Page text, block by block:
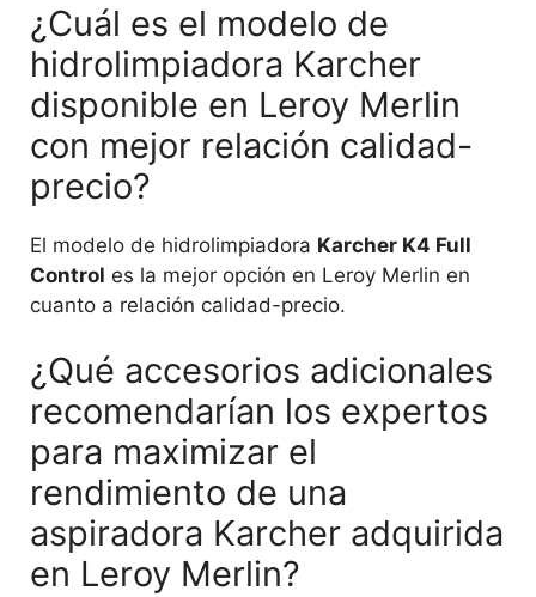
¿Cuál es el modelo de
hidrolimpiadora Karcher
disponible en Leroy Merlin
con mejor relación calidad-
precio?
El modelo de hidrolimpiadora Karcher K4 Full
Control es la mejor opción en Leroy Merlin en
cuanto a relación calidad-precio.
¿Qué accesorios adicionales
recomendarían los expertos
para maximizar el
rendimiento de una
aspiradora Karcher adquirida
en Leroy Merlin?